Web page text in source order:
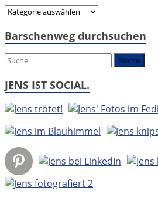
Hier
es
Barschenweg durchsuchen
JENS IST SOCIAL.